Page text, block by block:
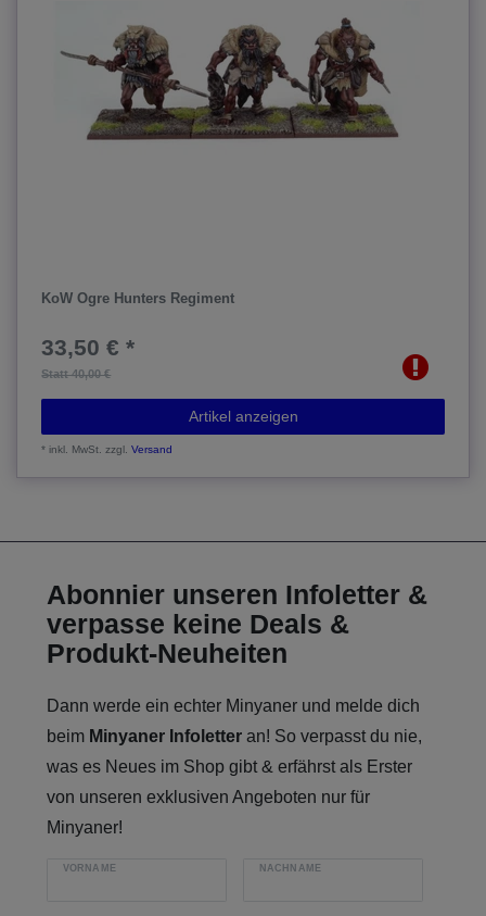
KoW Ogre Hunters Regiment
Statt 40,00 €
33,50 € *
Artikel anzeigen
*inkl. MwSt. zzgl.Versand
Abonnier unseren Infoletter &
verpasse keine Deals &
Produkt-Neuheiten
Dann werde ein echter Minyaner und melde dich
beim Minyaner Infoletter an! So verpasst du nie,
was es Neues im Shop gibt & erfährst als Erster
von unseren exklusiven Angeboten nur für
Minyaner!
VORNAME NACHNAME